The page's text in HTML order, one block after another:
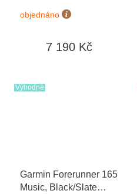
Silicone Band 010-
02891-00
objednáno
7 190 Kč
Výhodné
Garmin Forerunner 165
Music, Black/Slate